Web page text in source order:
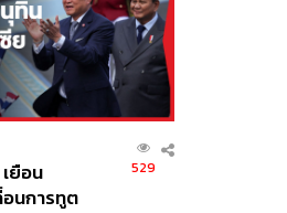
ยือน
อนการทูต
529